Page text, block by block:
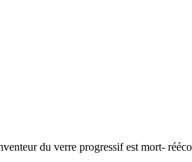
du verre progressif est mort-